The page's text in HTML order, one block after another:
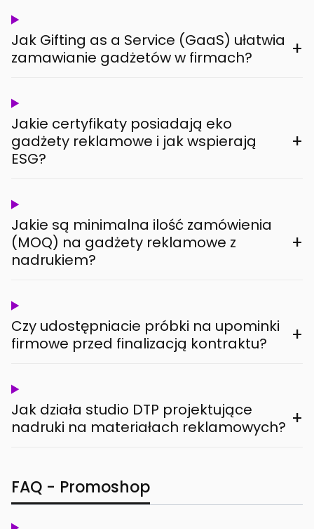
Jak Gifting as a Service (GaaS) ułatwia
zamawianie gadżetów w firmach?
+
Jakie certyfikaty posiadają eko
gadżety reklamowe i jak wspierają
ESG?
+
Jakie są minimalna ilość zamówienia
(MOQ) na gadżety reklamowe z
nadrukiem?
+
Czy udostępniacie próbki na upominki
firmowe przed finalizacją kontraktu?
+
Jak działa studio DTP projektujące
nadruki na materiałach reklamowych? +
FAQ - Promoshop